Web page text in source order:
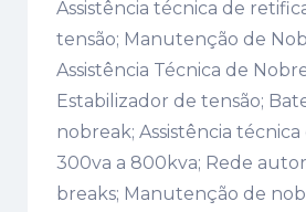
Assistência técnica de
tensão; Manutenção de
Assistência Técnica de
Estabilizador de tensão;
nobreak; Assistência
300va a 800kva; Rede
breaks; Manutenção de